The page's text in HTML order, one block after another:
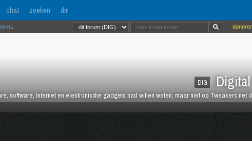
chat zoeken dm
DIG Digital
software, internet en elektronische gadgets had willen weten, maar niet op Tweakers.net